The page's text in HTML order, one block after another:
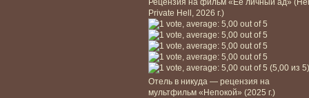
Рецензия на фильм «Её личный ад»
Private Hell, 2026 г.)
(5,00 из 5)
Отель в никуда — рецензия на
мультфильм «Непокой» (2025 г.)